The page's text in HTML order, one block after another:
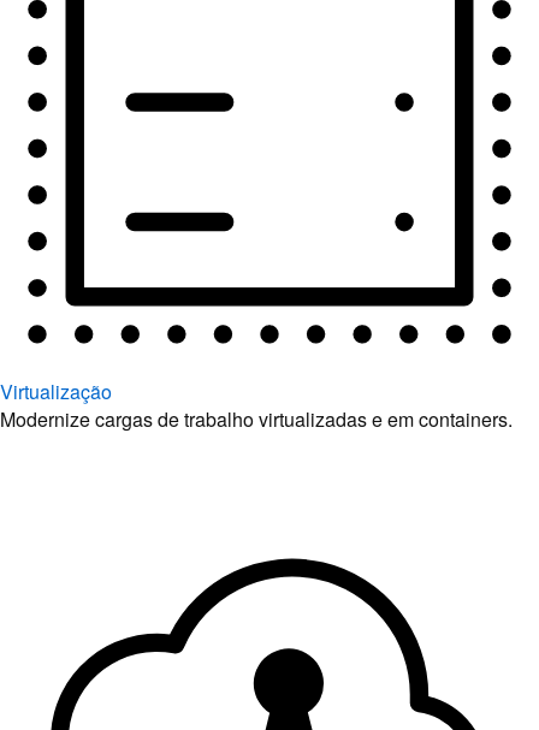
Virtualização
Modernize cargas de trabalho virtualizadas e em containers.